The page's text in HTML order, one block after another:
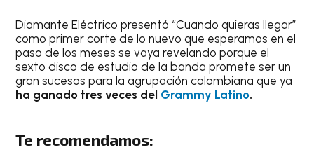
Diamante Eléctrico presentó “Cuando quieras llegar”
como primer corte de lo nuevo que esperamos en el
paso de los meses se vaya revelando porque el
sexto disco de estudio de la banda promete ser un
gran sucesos para la agrupación colombiana que ya
ha ganado tres veces del Grammy Latino.
Te recomendamos: